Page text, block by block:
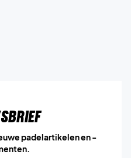
padelartikelen en -